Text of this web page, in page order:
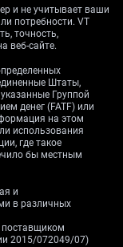
ФРС.
GBP/USD, с
может быть
выигрывает от
сторону, что
подробного
простые
свои
будет более
опционов
Напротив,
жесткую
если
должны
и не учитывает ваши
потребности. VT
точность,
веб-сайте.
Штаты,
Группой
денег (FATF) или
на этом
использования
где такое
бы местным
и
в различных
поставщиком
2015/072049/07)